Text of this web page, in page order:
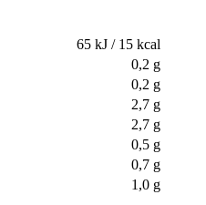
65 kJ / 15 kcal
0,2 g
0,2 g
2,7 g
2,7 g
0,5 g
0,7 g
1,0 g